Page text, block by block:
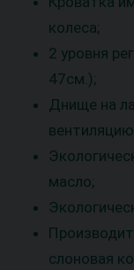
колеса;
2 уровня
47см.);
Днище на
масло;
слоновая